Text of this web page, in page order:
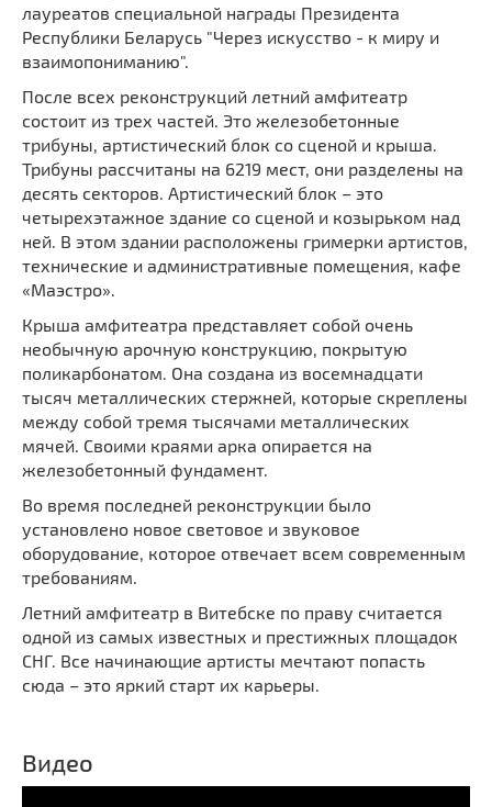
лауреатов специальной награды Президента
Республики Беларусь "Через искусство - к миру и
взаимопониманию".
После всех реконструкций летний амфитеатр
состоит из трех частей. Это железобетонные
трибуны, артистический блок со сценой и крыша.
Трибуны рассчитаны на 6219 мест, они разделены на
десять секторов. Артистический блок – это
четырехэтажное здание со сценой и козырьком над
ней. В этом здании расположены гримерки артистов,
технические и административные помещения, кафе
«Маэстро».
Крыша амфитеатра представляет собой очень
необычную арочную конструкцию, покрытую
поликарбонатом. Она создана из восемнадцати
тысяч металлических стержней, которые скреплены
между собой тремя тысячами металлических
мячей. Своими краями арка опирается на
железобетонный фундамент.
Во время последней реконструкции было
установлено новое световое и звуковое
оборудование, которое отвечает всем современным
требованиям.
Летний амфитеатр в Витебске по праву считается
одной из самых известных и престижных площадок
СНГ. Все начинающие артисты мечтают попасть
сюда – это яркий старт их карьеры.
Видео